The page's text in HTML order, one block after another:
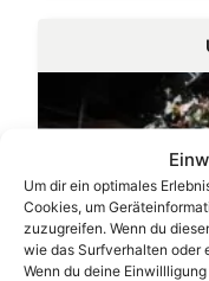
Um dir ein optimales
Cookies, um
zuzugreifen. Wenn du
wie das Surfverhalten oder
Wenn du deine